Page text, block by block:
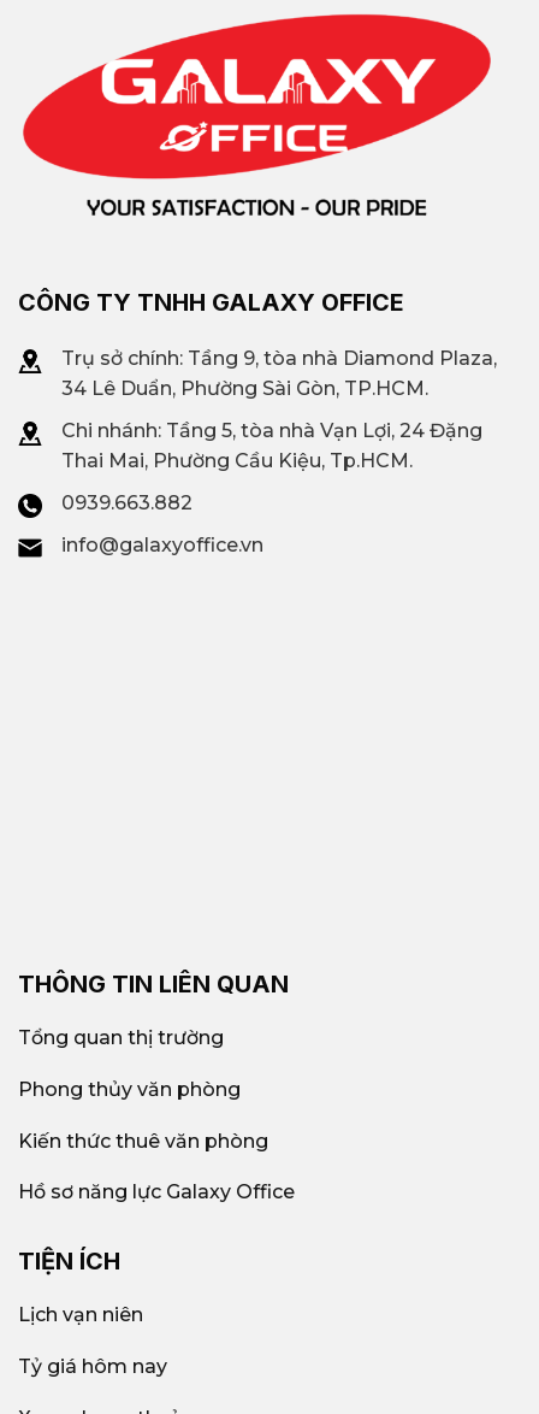
CÔNG TY TNHH GALAXY OFFICE
Trụ sở chính: Tầng 9, tòa nhà Diamond Plaza,
34 Lê Duẩn, Phường Sài Gòn, TP.HCM.
Chi nhánh: Tầng 5, tòa nhà Vạn Lợi, 24 Đặng
Thai Mai, Phường Cầu Kiệu, Tp.HCM.
0939.663.882
info@galaxyoffice.vn
THÔNG TIN LIÊN QUAN
Tổng quan thị trường
Phong thủy văn phòng
Kiến thức thuê văn phòng
Hồ sơ năng lực Galaxy Office
TIỆN ÍCH
Lịch vạn niên
Tỷ giá hôm nay